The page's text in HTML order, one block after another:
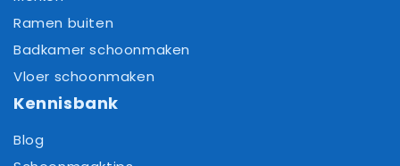
Ramen buiten
Badkamer schoonmaken
Vloer schoonmaken
Kennisbank
Blog